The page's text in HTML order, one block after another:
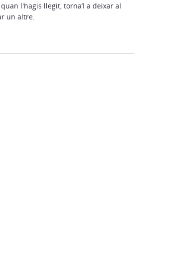
l'hagis llegit, torna’l a deixar al
un altre.